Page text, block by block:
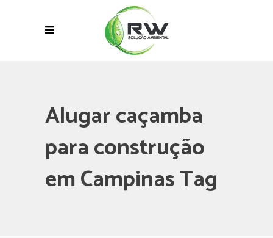
Alugar caçamba
para construção
em Campinas Tag